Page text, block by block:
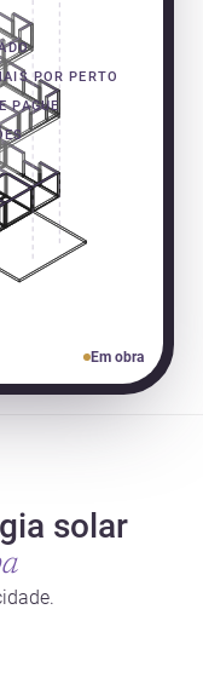
POR PERTO
PAGUE
Em obra
solar